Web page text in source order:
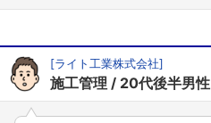
[ライト工業株式会社]
施工管理 20代後半男性